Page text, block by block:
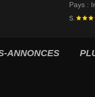
Pays :
S.
ANNONCES